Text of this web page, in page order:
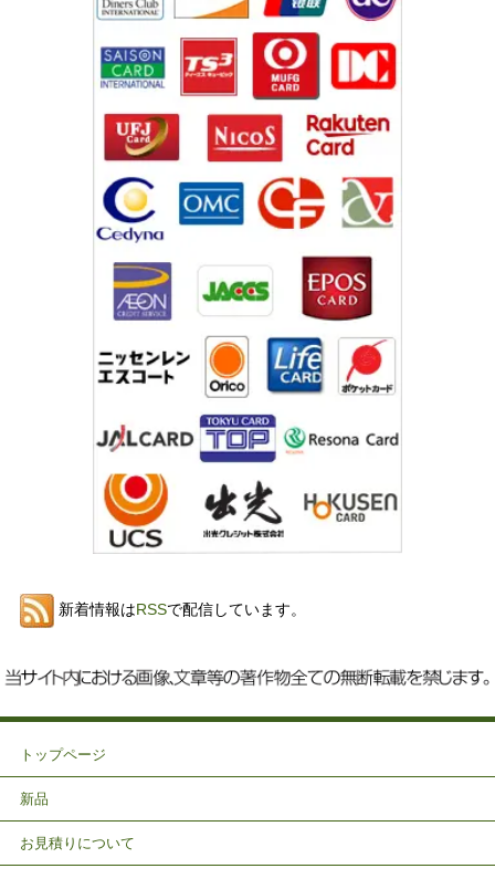
新着情報はRSSで配信しています。
トップページ
新品
お見積りについて